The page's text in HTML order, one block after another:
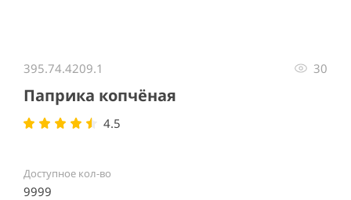
395.74.4209.1 30
Паприка копчёная
4.5
Доступное кол-во
9999